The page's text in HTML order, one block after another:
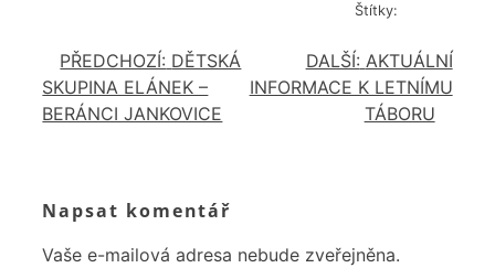
Štítky:
NAVIGACE
PRO
PŘEDCHOZÍ: DĚTSKÁ
SKUPINA ELÁNEK –
BERÁNCI JANKOVICE
DALŠÍ: AKTUÁLNÍ
INFORMACE K LETNÍMU
TÁBORU
Napsat komentář
Vaše e-mailová adresa nebude zveřejněna.